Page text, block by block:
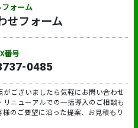
フォーム
せフォーム
番号
0485
ございましたら気軽にお問い合わせ
ニューアルでの一括導入のご相談も
のご要望に沿った提案、お見積もり